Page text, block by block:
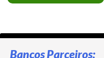
Bancos Parceiros: